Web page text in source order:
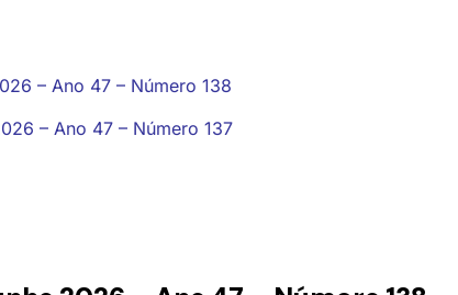
– Ano 47 – Número 138
– Ano 47 – Número 137